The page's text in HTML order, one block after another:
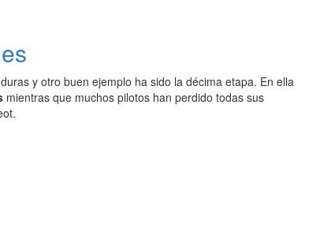
y otro buen ejemplo ha sido la décima etapa. En ella
mientras que muchos pilotos han perdido todas sus